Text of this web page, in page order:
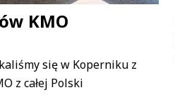
KMO
się w Koperniku z
z całej Polski